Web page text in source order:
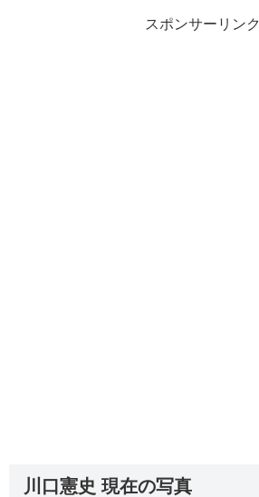
スポンサーリンク
川口憲史 現在の写真